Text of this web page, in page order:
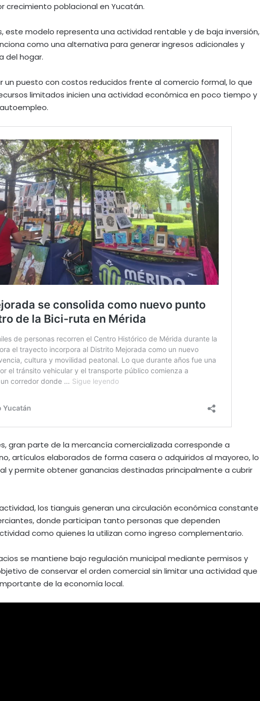
crecimiento poblacional en Yucatán.
este modelo representa una actividad rentable y de baja inversión,
como una alternativa para generar ingresos adicionales y
del hogar.
un puesto con costos reducidos frente al comercio formal, lo que
limitados inicien una actividad económica en poco tiempo y
gran parte de la mercancía comercializada corresponde a
artículos elaborados de forma casera o adquiridos al mayoreo, lo
y permite obtener ganancias destinadas principalmente a cubrir
los tianguis generan una circulación económica constante
donde participan tanto personas que dependen
como quienes la utilizan como ingreso complementario.
se mantiene bajo regulación municipal mediante permisos y
de conservar el orden comercial sin limitar una actividad que
de la economía local.